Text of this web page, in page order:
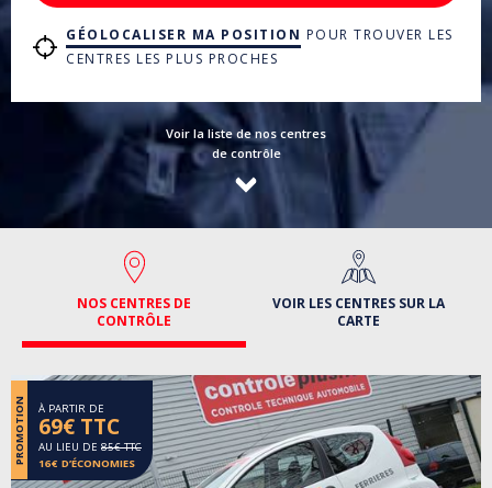
GÉOLOCALISER MA POSITION POUR TROUVER LES
CENTRES LES PLUS PROCHES
Voir la liste de nos centres
de contrôle
NOS CENTRES DE
CONTRÔLE
VOIR LES CENTRES SUR LA
CARTE
PROMOTION À PARTIR DE
69€ TTC
AU LIEU DE 85€ TTC
16€ D’ÉCONOMIES